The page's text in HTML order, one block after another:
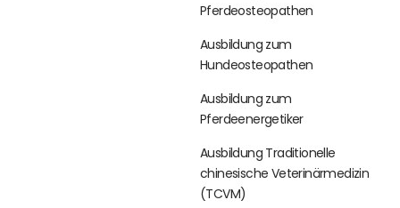
Pferdeosteopathen
Ausbildung zum
Hundeosteopathen
Ausbildung zum
Pferdeenergetiker
Ausbildung Traditionelle
chinesische Veterinärmedizin
(TCVM)